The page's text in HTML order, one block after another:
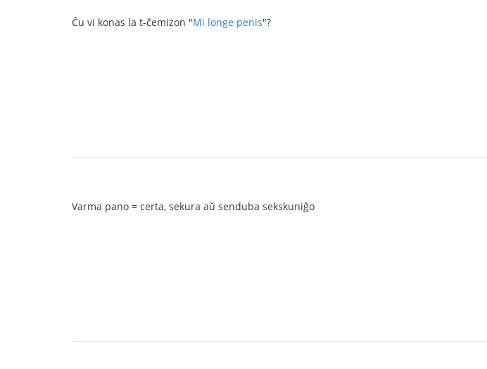
Ĉu vi konas la t-ĉemizon "Mi longe penis"?
Varma pano = certa, sekura aŭ senduba sekskuniĝo